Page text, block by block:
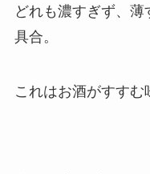
どれも濃すぎず、
具合。
これはお酒がすすむ